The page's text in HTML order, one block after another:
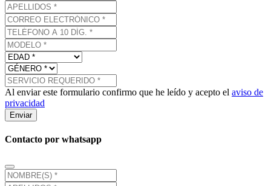
Al enviar este formulario confirmo que he leído y acepto el aviso de
privacidad
Enviar
Contacto por whatsapp